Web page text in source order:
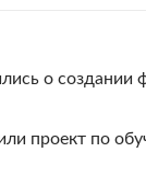
о создании
проект по